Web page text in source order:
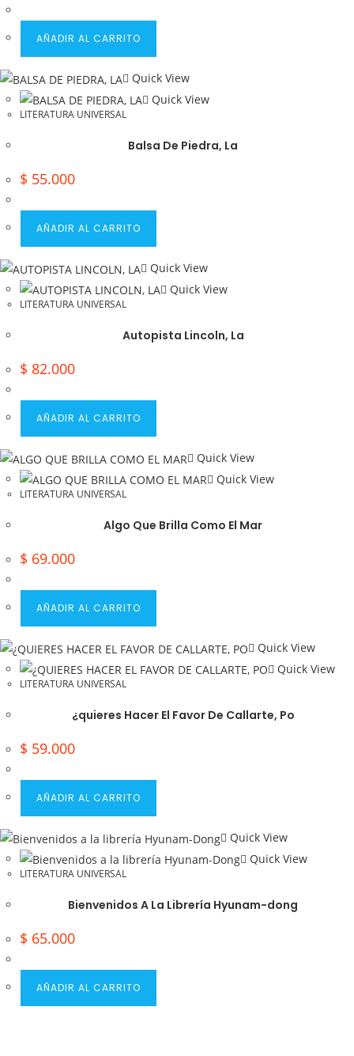
AÑADIR AL CARRITO
Quick View
Quick View
LITERATURA UNIVERSAL
Balsa De Piedra, La
$ 55.000
AÑADIR AL CARRITO
Quick View
Quick View
LITERATURA UNIVERSAL
Autopista Lincoln, La
$ 82.000
AÑADIR AL CARRITO
Quick View
Quick View
LITERATURA UNIVERSAL
Algo Que Brilla Como El Mar
$ 69.000
AÑADIR AL CARRITO
Quick View
Quick View
LITERATURA UNIVERSAL
¿quieres Hacer El Favor De Callarte, Po
$ 59.000
AÑADIR AL CARRITO
Quick View
Quick View
LITERATURA UNIVERSAL
Bienvenidos A La Librería Hyunam-dong
$ 65.000
AÑADIR AL CARRITO